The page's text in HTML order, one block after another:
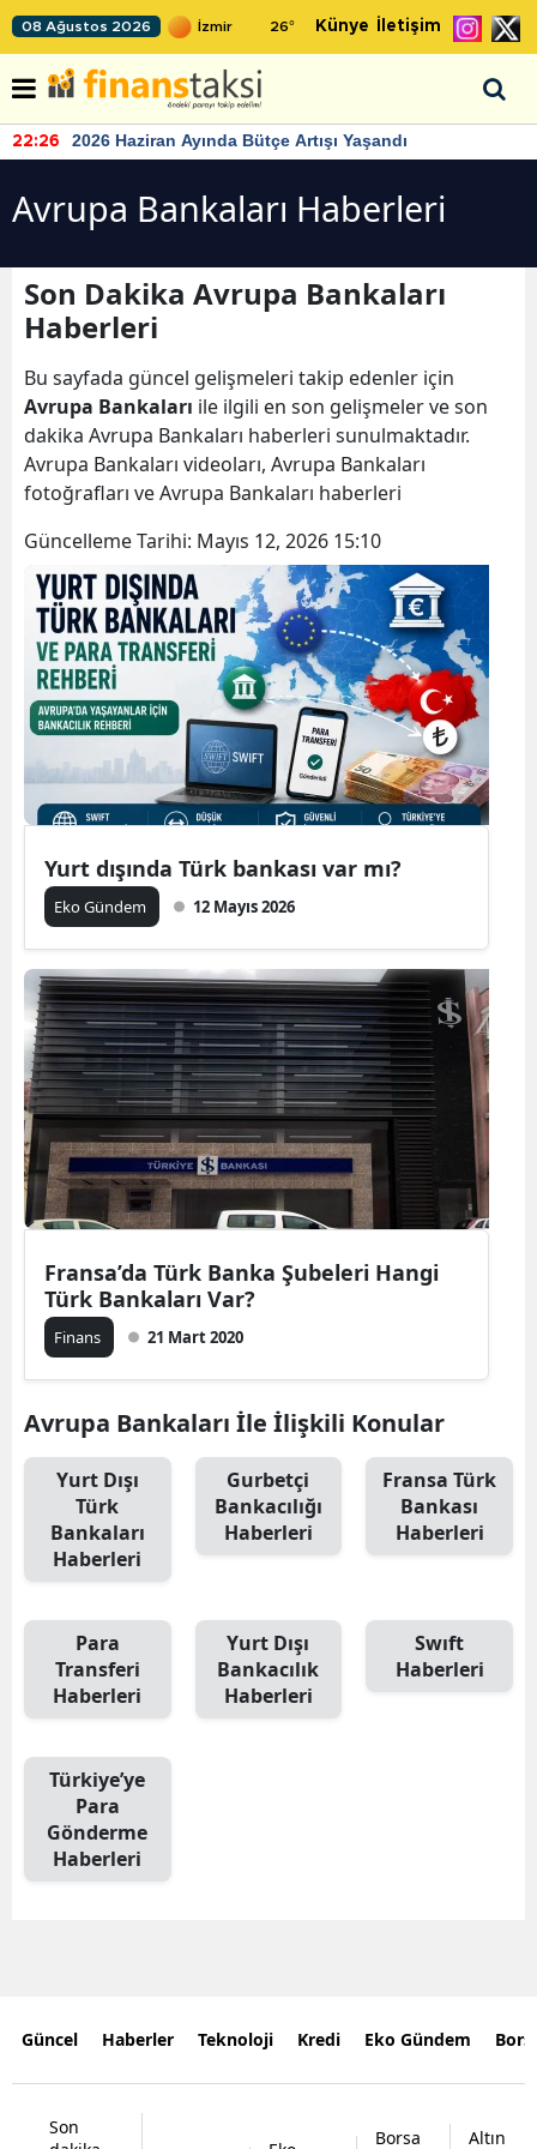
08 Ağustos 2026 26° Künye İletişim
22:26 2026 Haziran Ayında Bütçe Artışı Yaşandı
Avrupa Bankaları Haberleri
Son Dakika Avrupa Bankaları
Haberleri
Bu sayfada güncel gelişmeleri takip edenler için
Avrupa Bankaları ile ilgili en son gelişmeler ve son
dakika Avrupa Bankaları haberleri sunulmaktadır.
Avrupa Bankaları videoları, Avrupa Bankaları
fotoğrafları ve Avrupa Bankaları haberleri
Güncelleme Tarihi: Mayıs 12, 2026 15:10
Yurt dışında Türk bankası var mı?
Eko Gündem 12 Mayıs 2026
Fransa’da Türk Banka Şubeleri Hangi
Türk Bankaları Var?
Finans 21 Mart 2020
Avrupa Bankaları İle İlişkili Konular
Yurt Dışı
Türk
Bankaları
Haberleri
Gurbetçi
Bankacılığı
Haberleri
Fransa Türk
Bankası
Haberleri
Para
Transferi
Haberleri
Yurt Dışı
Bankacılık
Haberleri
Swıft
Haberleri
Türkiye’ye
Para
Gönderme
Haberleri
Güncel Haberler Teknoloji Kredi Eko Gündem
Son
Borsa Altın